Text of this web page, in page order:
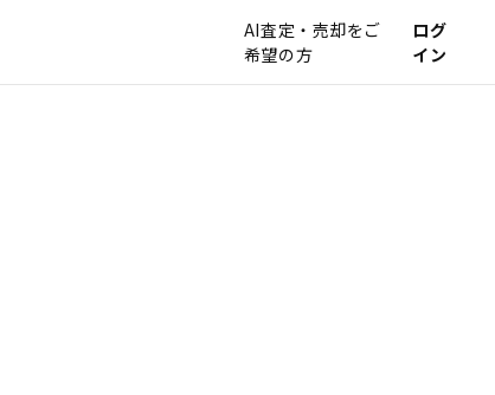
AI査定・売却をご
希望の方
ログ
イン